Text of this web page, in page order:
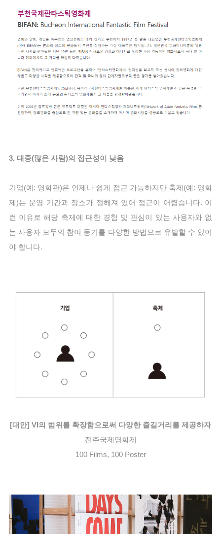
3. 대중(많은 사람)의 접근성이 낮음
기업(예: 영화관)은 언제나 쉽게 접근 가능하지만 축제(예: 영화
제)는 운영 기간과 장소가 정해져 있어 접근이 어렵습니다. 이
런 이유로 해당 축제에 대한 경험 및 관심이 있는 사용자와 없
는 사용자 모두의 참여 동기를 다양한 방법으로 유발할 수 있어
야 합니다.
[대안] VI의 범위를 확장함으로써 다양한 즐길거리를 제공하자
전주국제영화제
100 Films, 100 Poster